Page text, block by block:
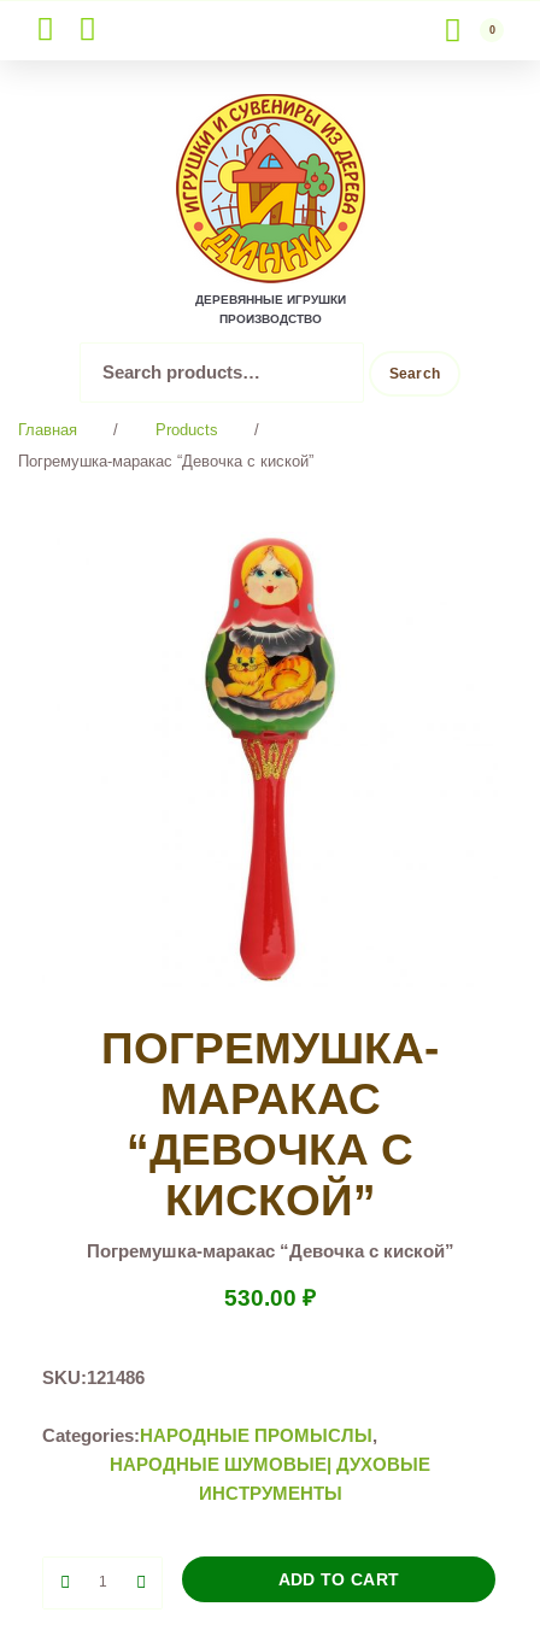
to
content
0
ДЕРЕВЯННЫЕ ИГРУШКИ
ПРОИЗВОДСТВО
for:
Search
Главная / Products
/
Погремушка-маракас “Девочка с киской”
ПОГРЕМУШКА-
МАРАКАС
“ДЕВОЧКА С
КИСКОЙ”
Погремушка-маракас “Девочка с киской”
530.00 ₽
SKU:121486
Categories:НАРОДНЫЕ ПРОМЫСЛЫ,
НАРОДНЫЕ ШУМОВЫЕ| ДУХОВЫЕ
ИНСТРУМЕНТЫ
ADD TO CART